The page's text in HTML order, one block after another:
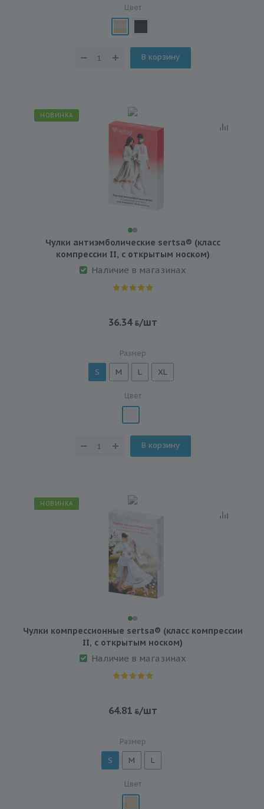
Цвет
В корзину
НОВИНКА
Чулки антиэмболические sertsa® (класс
компрессии II, с открытым носком)
Наличие в магазинах
36.34 /шт
Размер
S M L XL
Цвет
В корзину
НОВИНКА
Чулки компрессионные sertsa® (класс компрессии
II, с открытым носком)
Наличие в магазинах
64.81 /шт
Размер
S M L
Цвет